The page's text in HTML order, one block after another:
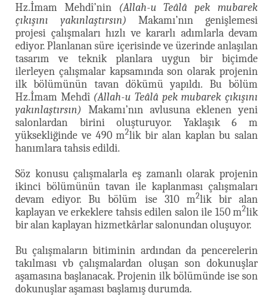
Hz.İmam Mehdî’nin (Allah-u Teâlâ pek mubarek
çıkışını yakınlaştırsın) Makamı’nın genişlemesi
projesi çalışmaları hızlı ve kararlı adımlarla devam
ediyor. Planlanan süre içerisinde ve üzerinde anlaşılan
tasarım ve teknik planlara uygun bir biçimde
ilerleyen çalışmalar kapsamında son olarak projenin
ilk bölümünün tavan dökümü yapıldı. Bu bölüm
Hz.İmam Mehdî (Allah-u Teâlâ pek mubarek çıkışını
yakınlaştırsın) Makamı’nın avlusuna eklenen yeni
salonlardan birini oluşturuyor. Yaklaşık 6 m
yüksekliğinde ve 490 m2lik bir alan kaplan bu salan
hanımlara tahsis edildi.
Söz konusu çalışmalarla eş zamanlı olarak projenin
ikinci bölümünün tavan ile kaplanması çalışmaları
devam ediyor. Bu bölüm ise 310 m2lik bir alan
kaplayan ve erkeklere tahsis edilen salon ile 150 m2lik
bir alan kaplayan hizmetkârlar salonundan oluşuyor.
Bu çalışmaların bitiminin ardından da pencerelerin
takılması vb çalışmalardan oluşan son dokunuşlar
aşamasına başlanacak. Projenin ilk bölümünde ise son
dokunuşlar aşaması başlamış durumda.